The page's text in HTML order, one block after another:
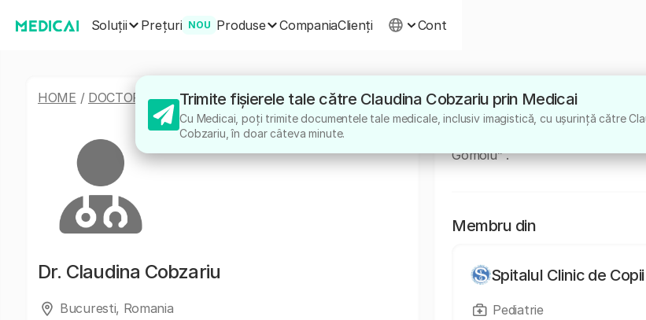
Soluții Prețuri NOU Produse CompaniaClienți Cont
HOME / DOCTORI /CLAUDINA COBZARIU
Dr. Claudina Cobzariu
Bucuresti, Romania
Despre
Medic Specialist Boli
Gomoiu” .
Membru din
Spitalul Clinic de
Pediatrie
Trimite fișierele tale către Claudina Cobzariu prin Medicai
Cu Medicai, poți trimite documentele tale medicale, inclusiv imagistică, cu ușurință către
Cobzariu, în doar câteva minute.